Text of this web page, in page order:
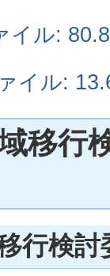
イル:
イル:
移行
行検討